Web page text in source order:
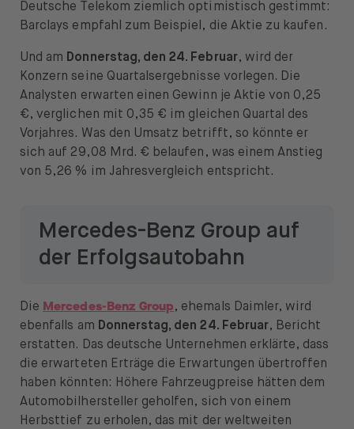
Deutsche Telekom ziemlich optimistisch gestimmt:
Barclays empfahl zum Beispiel, die Aktie zu kaufen.
Und am Donnerstag, den 24. Februar, wird der
Konzern seine Quartalsergebnisse vorlegen. Die
Analysten erwarten einen Gewinn je Aktie von 0,25
€, verglichen mit 0,35 € im gleichen Quartal des
Vorjahres. Was den Umsatz betrifft, so könnte er
sich auf 29,08 Mrd. € belaufen, was einem Anstieg
von 5,26 % im Jahresvergleich entspricht.
Mercedes-Benz Group auf
der Erfolgsautobahn
Die Mercedes-Benz Group, ehemals Daimler, wird
ebenfalls am Donnerstag, den 24. Februar, Bericht
erstatten. Das deutsche Unternehmen erklärte, dass
die erwarteten Erträge die Erwartungen übertroffen
haben könnten: Höhere Fahrzeugpreise hätten dem
Automobilhersteller geholfen, sich von einem
Herbsttief zu erholen, das mit der weltweiten